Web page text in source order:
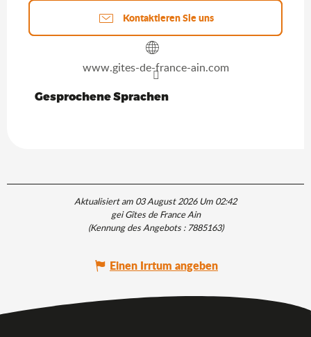
Kontaktieren Sie uns
www.gites-de-france-ain.com
Gesprochene Sprachen
Gesprochene Sprachen
Aktualisiert am 03 August 2026 Um 02:42
gei Gîtes de France Ain
(Kennung des Angebots :7885163)
Einen Irrtum angeben